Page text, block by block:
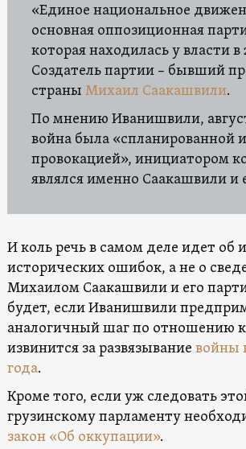
«Единое национальное
основная оппозиционная
которая находилась у власти в
Создатель партии – бывший
страны Михаил Саакашвили.
По мнению Иванишвили,
война была «спланированной
провокацией», инициатором
являлся именно Саакашвили и
И коль речь в самом деле идет об
исторических ошибок, а не о
Михаилом Саакашвили и его
будет, если Иванишвили
аналогичный шаг по отношению к
извинится за развязывание войны
года.
Кроме того, если уж следовать
грузинскому парламенту
закон «Об оккупации».